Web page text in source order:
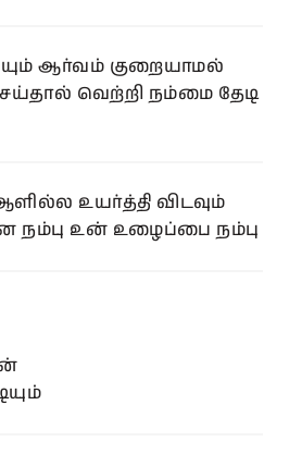
ஆர்வம் குறையாமல்
வெற்றி நம்மை தேடி
உயர்த்தி விடவும்
உன் உழைப்பை நம்பு